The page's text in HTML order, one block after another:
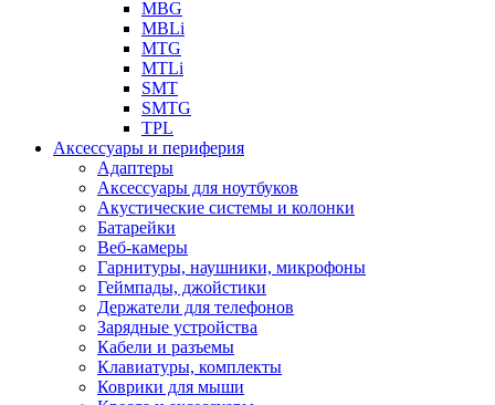
MBG
MBLi
MTG
MTLi
SMT
SMTG
TPL
Аксессуары и периферия
Адаптеры
Аксессуары для ноутбуков
Акустические системы и колонки
Батарейки
Веб-камеры
Гарнитуры, наушники, микрофоны
Геймпады, джойстики
Держатели для телефонов
Зарядные устройства
Кабели и разъемы
Клавиатуры, комплекты
Коврики для мыши